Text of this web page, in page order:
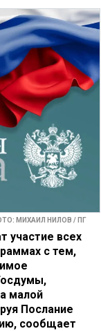
МИХАИЛ НИЛОВ / ПГ
участие всех
с тем,
малой
Послание
сообщает